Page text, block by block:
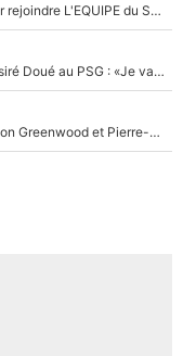
Raymond Domenech a posé ses conditions pour rejoindre L'EQUIPE du Soir : Il refuse de faire l'émission avec un autre chroniqueur !
Le transfert de Maghnes Akliouche menace Désiré Doué au PSG : «Je valide à 200%»
«La porte est ouverte pour tout le monde» : Mason Greenwood et Pierre-Emerick Aubameyang ont quitté l'OM, Amine Gouiri balance sur la suite du mercato et sur la réaction du vestiaire !